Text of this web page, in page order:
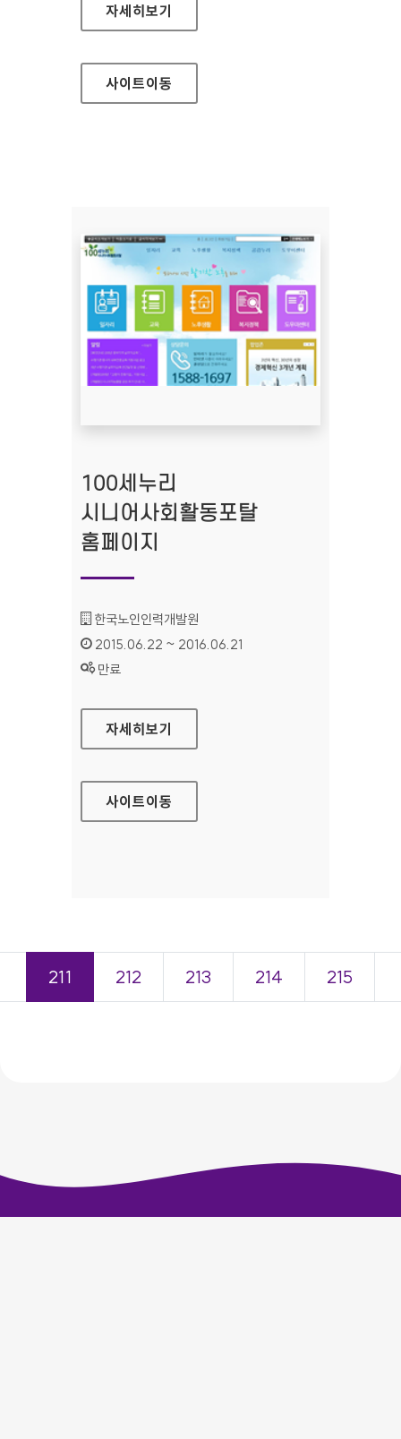
KDB캐피탈 신용카드(기업) 홈페이지
자세히보기
사이트이동
100세누리
시니어사회활동포탈
홈페이지
기관명 :
한국노인인력개발원
인증기간 :
2015.06.22 ~ 2016.06.21
상태 :
만료
100세누리 시니어사회활동포탈 홈페이지
자세히보기
사이트이동
211 212 213 214 215